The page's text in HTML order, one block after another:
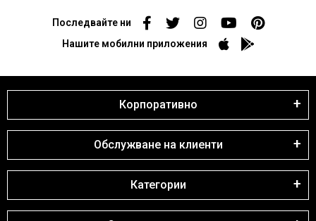
Последвайте ни
Нашите мобилни приложения
Корпоративно
Обслужване на клиенти
Категории